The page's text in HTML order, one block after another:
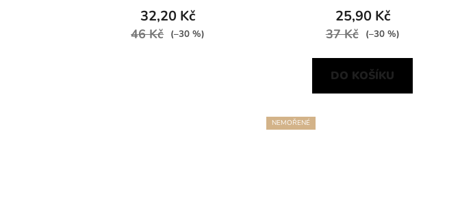
32,20 Kč
46 Kč (–30 %)
25,90 Kč
37 Kč (–30 %)
DO KOŠÍKU
NEMOŘENÉ